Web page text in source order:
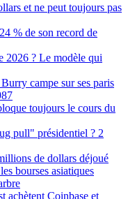
et ne peut toujours pas
% de son record de
2026 ? Le modèle qui
campe sur ses paris
toujours le cours du
pull" présidentiel ? 2
de dollars déjoué
bourses asiatiques
achètent Coinbase et